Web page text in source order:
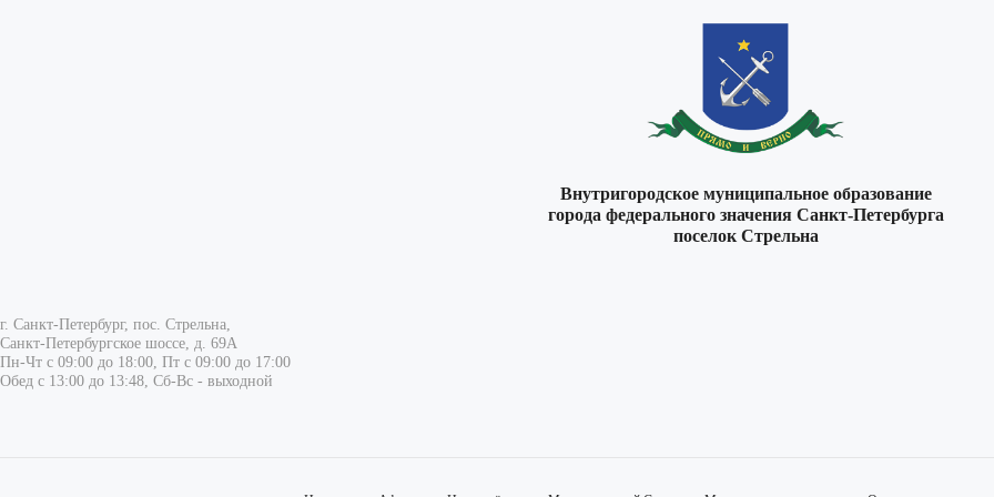
Внутригородское муниципальное образование
города федерального значения Санкт-Петербурга
поселок Стрельна
г. Санкт-Петербург, пос. Стрельна,
Санкт-Петербургское шоссе, д. 69А
Пн-Чт с 09:00 до 18:00, Пт с 09:00 до 17:00
Обед с 13:00 до 13:48, Сб-Вс - выходной